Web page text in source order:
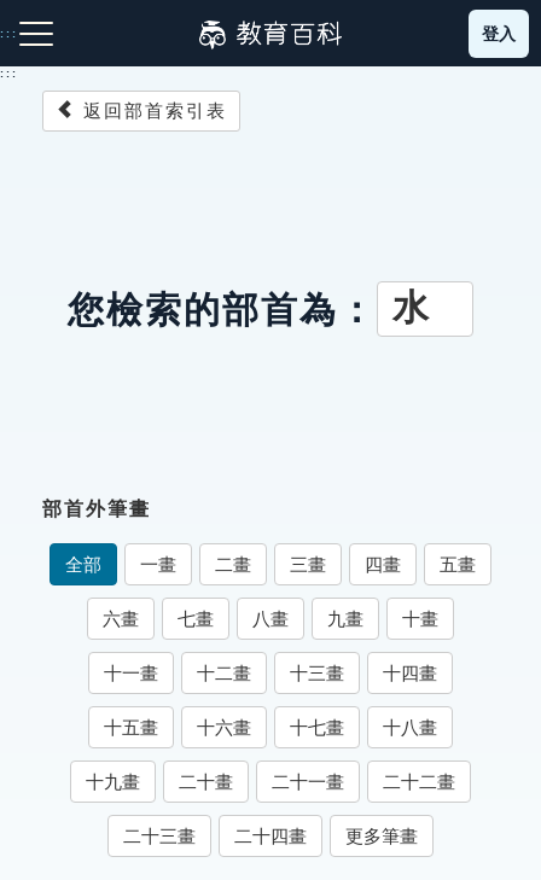
到
主
:::
成語故事
索引選單
知識索引
單字索引
生命大百科索引
遊戲專區
登入
:::
返回部首索引表
您檢索的部首為： 水
部首外筆畫
全部 一畫 二畫 三畫 四畫 五畫
六畫 七畫 八畫 九畫 十畫
十一畫 十二畫 十三畫 十四畫
十五畫 十六畫 十七畫 十八畫
十九畫 二十畫 二十一畫 二十二畫
二十三畫 二十四畫 更多筆畫